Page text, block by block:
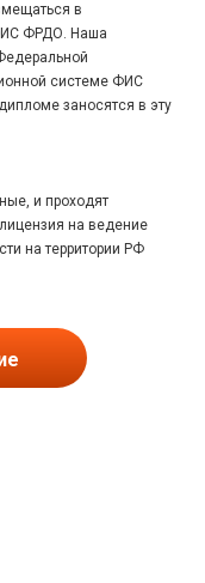
в
ФРДО. Наша
системе ФИС
заносятся в эту
и проходят
на ведение
на территории РФ